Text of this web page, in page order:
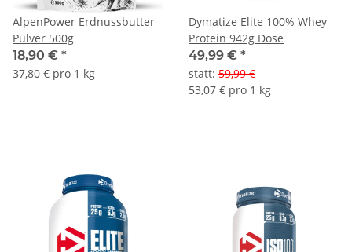
AlpenPower Erdnussbutter
Pulver 500g
18,90 € *
37,80 € pro 1 kg
Dymatize Elite 100% Whey
Protein 942g Dose
49,99 € *
statt: 59,99 €
53,07 € pro 1 kg